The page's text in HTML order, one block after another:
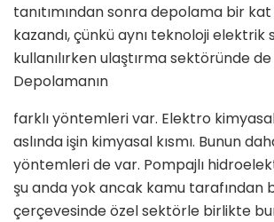
tanıtımından sonra depolama bir
kazandı, çünkü aynı teknoloji
kullanılırken ulaştırma sektö­ründe de
Depolamanın
farklı yöntemleri var. Elektro
aslında işin kimyasal kısmı. Bunun
yöntem­leri de var. Pompajlı
şu anda yok ancak kamu tarafından
çerçeve­sinde özel sektörle birlikte